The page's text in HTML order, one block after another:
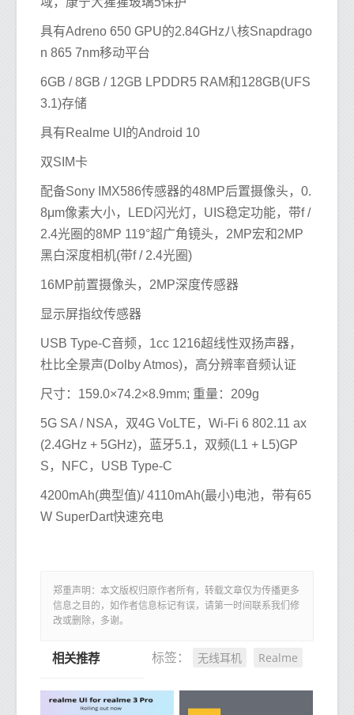
具有Adreno 650 GPU的2.84GHz八核Snapdrago
n 865 7nm移动平台
6GB / 8GB / 12GB LPDDR5 RAM和128GB(UFS
3.1)存储
具有Realme UI的Android 10
双SIM卡
配备Sony IMX586传感器的48MP后置摄像头，0.
8μm像素大小，LED闪光灯，UIS稳定功能，带f /
2.4光圈的8MP 119°超广角镜头，2MP宏和2MP
黑白深度相机(带f / 2.4光圈)
16MP前置摄像头，2MP深度传感器
显示屏指纹传感器
USB Type-C音频，1cc 1216超线性双扬声器，
杜比全景声(Dolby Atmos)，高分辨率音频认证
尺寸：159.0×74.2×8.9mm; 重量：209g
5G SA / NSA，双4G VoLTE，Wi-Fi 6 802.11 ax
(2.4GHz + 5GHz)，蓝牙5.1，双频(L1 + L5)GP
S，NFC，USB Type-C
4200mAh(典型值)/ 4110mAh(最小)电池，带有65
W SuperDart快速充电
郑重声明：本文版权归原作者所有，转载文章仅为传播更多
信息之目的，如作者信息标记有误，请第一时间联系我们修
改或删除，多谢。
标签： 无线耳机 Realme
相关推荐